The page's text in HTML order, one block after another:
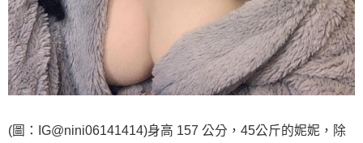
(圖：IG@nini06141414)身高 157 公分，45公斤的妮妮，除